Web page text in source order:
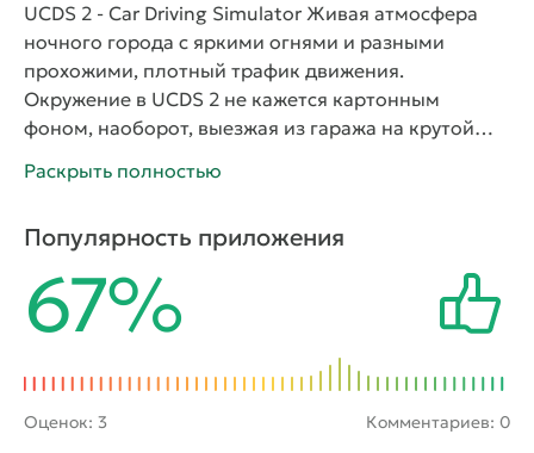
UCDS 2 - Car Driving Simulator Живая атмосфера
ночного города с яркими огнями и разными
прохожими, плотный трафик движения.
Окружение в UCDS 2 не кажется картонным
фоном, наоборот, выезжая из гаража на крутой
мира, где интересно кататься, наблюдая за
участник масштабных гонок. Машины
прорисованы в подробностях, есть система
повреждений и улучшения, можно переключаться
между видами – от первого лица из кабины и
третьего, со стороны. Смена времени суток, день/
ночь, кроме поездок на машине, доступны пешие
прогулки по улицам, свободные катания без
Раскрыть полностью
Популярность приложения
67%
Оценок: 3 Комментариев: 0